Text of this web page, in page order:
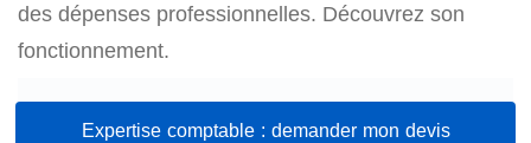
des dépenses professionnelles. Découvrez son
fonctionnement.
Expertise comptable : demander mon devis